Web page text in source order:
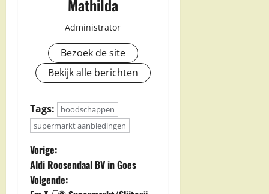
Mathilda
Administrator
Bezoek de site
Bekijk alle berichten
Tags:
boodschappen
supermarkt aanbiedingen
B
e
Vorige:
Aldi Roosendaal BV in Goes
Volgende: